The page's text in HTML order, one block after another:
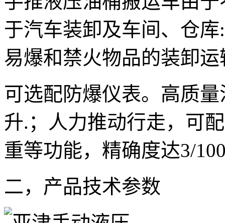
于汽车装卸及车间、仓
易爆和禁火物品的装卸运
可选配防爆仪表。高质
升.；人力推动行走，可
重等功能，精确度达3/
二，产品技术参数